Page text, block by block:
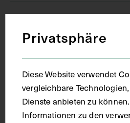
Datierung
Heidelberg
Privatsphäre
Diese Website verwendet
vergleichbare
Dienste anbieten zu
Informationen zu den